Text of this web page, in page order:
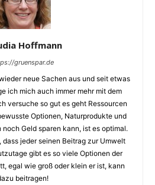
Hoffmann
gruenspar.de
neue Sachen aus und seit etwas
ich mich auch immer mehr mit dem
versuche so gut es geht Ressourcen
Optionen, Naturprodukte und
Geld sparen kann, ist es optimal.
jeder seinen Beitrag zur Umwelt
gibt es so viele Optionen der
egal wie groß oder klein er ist, kann
beitragen!